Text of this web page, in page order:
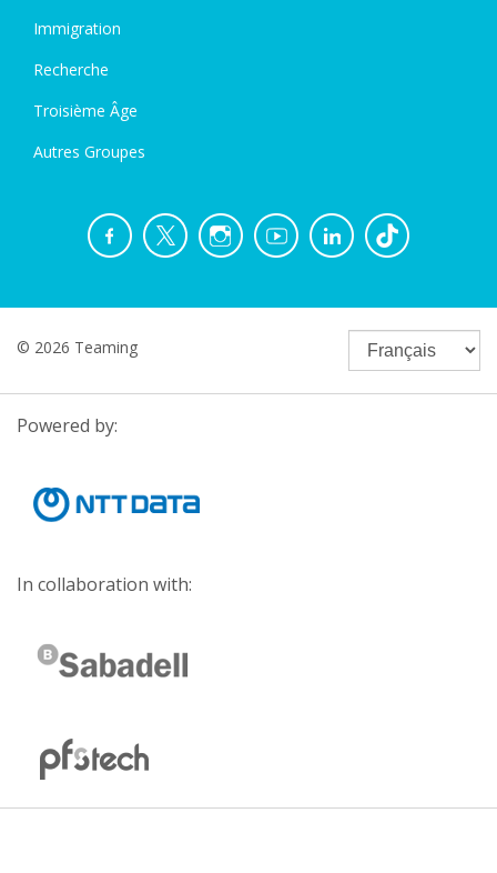
Immigration
Recherche
Troisième Âge
Autres Groupes
© 2026 Teaming
Powered by:
In collaboration with: